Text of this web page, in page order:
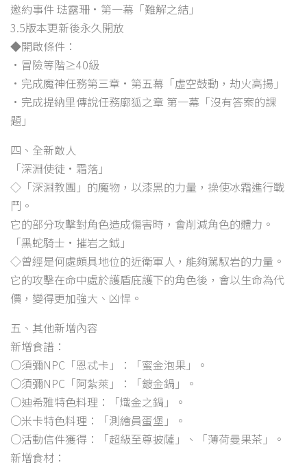
邀約事件 琺露珊·第一幕「難解之結」
3.5版本更新後永久開放
◆開啟條件：
•冒險等階≥40級
•完成魔神任務第三章·第五幕「虛空鼓動，劫火高揚」
•完成提納里傳說任務廓狐之章 第一幕「沒有答案的課
題」
四、全新敵人
「深淵使徒·霜落」
◇「深淵教團」的魔物，以漆黑的力量，操使冰霜進行戰
鬥。
它的部分攻擊對角色造成傷害時，會削減角色的體力。
「黑蛇騎士·摧岩之鉞」
◇曾經是何處頗具地位的近衛軍人，能夠駕馭岩的力量。
它的攻擊在命中處於護盾庇護下的角色後，會以生命為代
價，變得更加強大、凶悍。
五、其他新增內容
新增食譜：
○須彌NPC「恩忒卡」：「蜜金泡果」。
○須彌NPC「阿紮萊」：「鍍金鍋」。
○迪希雅特色料理：「熾金之鍋」。
○米卡特色料理：「測繪員蛋堡」。
○活動信件獲得：「超級至尊披薩」、「薄荷曼果茶」。
新增食材：